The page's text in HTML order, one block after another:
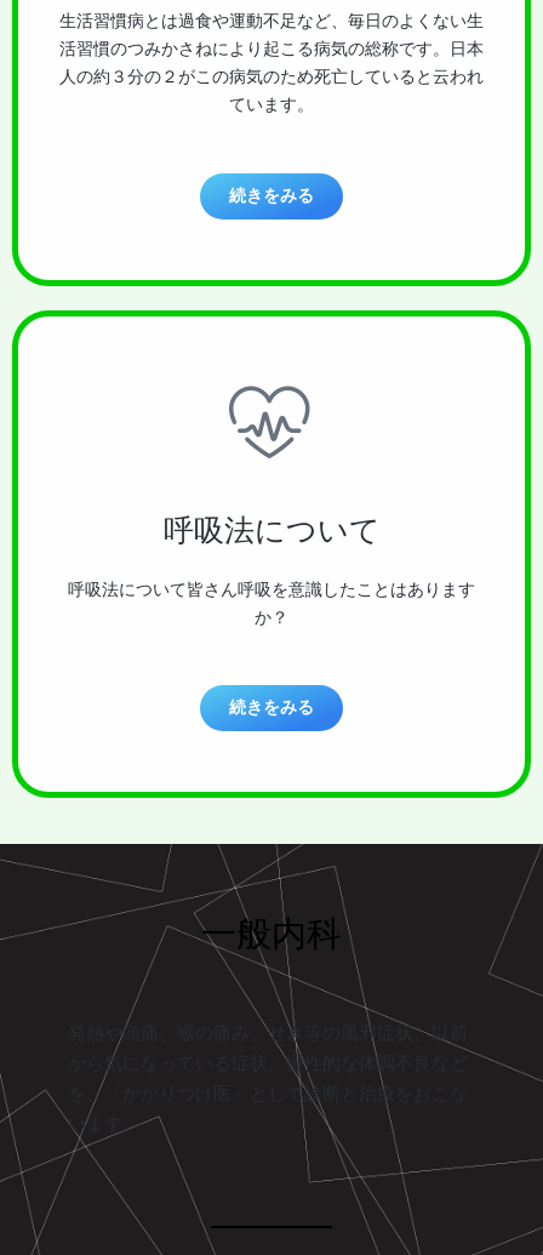
生活習慣病とは過食や運動不足など、毎日のよくない生
活習慣のつみかさねにより起こる病気の総称です。日本
人の約３分の２がこの病気のため死亡していると云われ
ています。
続きをみる
呼吸法について
呼吸法について皆さん呼吸を意識したことはあります
か？
続きをみる
一般内科
発熱や頭痛、喉の痛み、せき等の風邪症状、以前
から気になっている症状、慢性的な体調不良など
を、「かかりつけ医」として診断と治療をおこな
います。